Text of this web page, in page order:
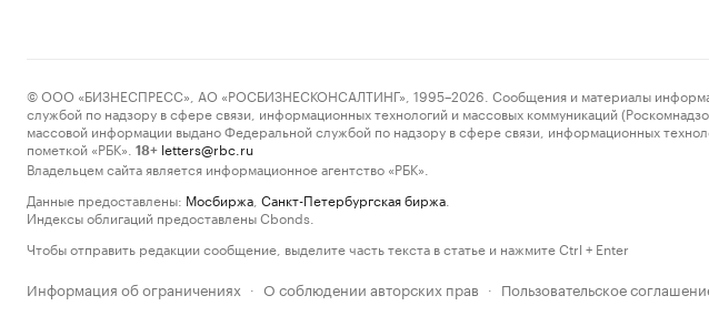
© ООО «БИЗНЕСПРЕСС», АО «РОСБИЗНЕСКОНСАЛТИНГ», 1995–2026. Сообщения и материалы
службой по надзору в сфере связи, информационных технологий и массовых коммуникаций
массовой информации выдано Федеральной службой по надзору в сфере связи, информационных
пометкой «РБК».
18+ letters@rbc.ru
Владельцем сайта является информационное агентство «РБК».
Данные предоставлены: Мосбиржа Санкт-Петербургская биржа
Индексы облигаций предоставлены Cbonds.
Чтобы отправить редакции сообщение, выделите часть текста в статье и нажмите Ctrl + Enter
Информация об ограничениях · О соблюдении авторских прав · Пользовательское